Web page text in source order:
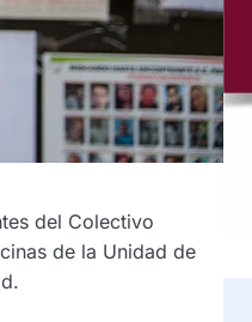
del Colectivo
de la Unidad de